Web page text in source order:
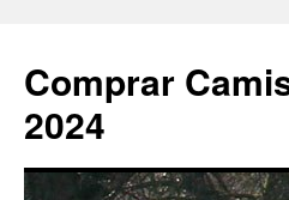
Comprar
2024